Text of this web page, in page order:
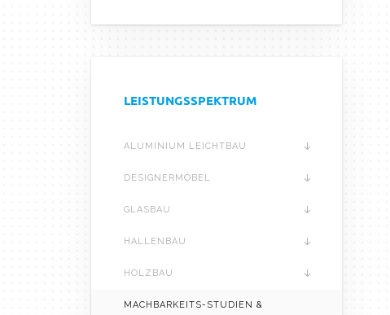
LEISTUNGSSPEKTRUM
ALUMINIUM LEICHTBAU
DESIGNERMÖBEL
GLASBAU
HALLENBAU
HOLZBAU
MACHBARKEITS-STUDIEN &